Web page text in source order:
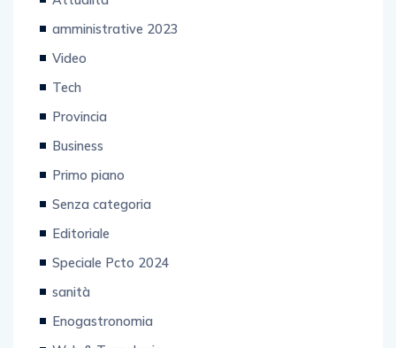
amministrative 2023
Video
Tech
Provincia
Business
Primo piano
Senza categoria
Editoriale
Speciale Pcto 2024
sanità
Enogastronomia
Web & Tecnologia